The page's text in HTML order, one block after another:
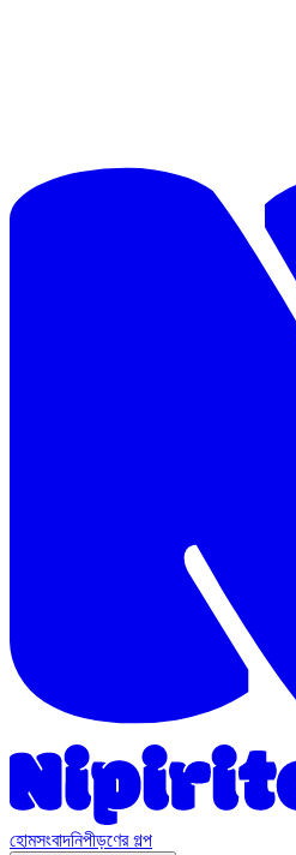
হোমসংবাদনিপীড়ণের গল্প